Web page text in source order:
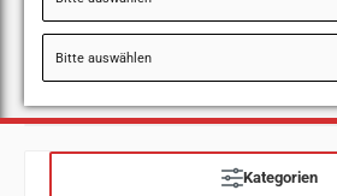
Kategorien